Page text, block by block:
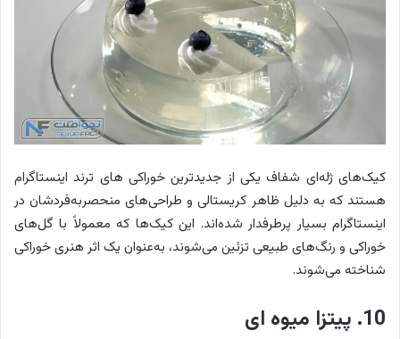
کیک‌های ژله‌ای شفاف یکی از جدیدترین خوراکی های ترند اینستاگرام
هستند که به دلیل ظاهر کریستالی و طراحی‌های منحصربه‌فردشان در
اینستاگرام بسیار پرطرفدار شده‌اند. این کیک‌ها که معمولاً با گل‌های
خوراکی و رنگ‌های طبیعی تزئین می‌شوند، به‌عنوان یک اثر هنری خوراکی
شناخته می‌شوند.
10. پیتزا میوه ای